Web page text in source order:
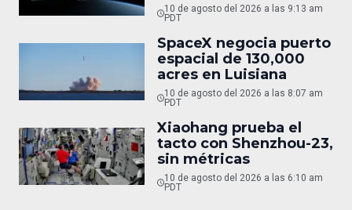
10 de agosto del 2026 a las 9:13 am
PDT
SpaceX negocia puerto
espacial de 130,000
acres en Luisiana
10 de agosto del 2026 a las 8:07 am
PDT
Xiaohang prueba el
tacto con Shenzhou-23,
sin métricas
10 de agosto del 2026 a las 6:10 am
PDT